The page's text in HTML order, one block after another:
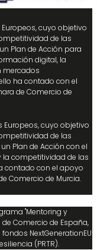
cuyo objetivo
de las
Plan de Acción para
digital, la
mercados
ha contado con el
de Comercio de
Europeos, cuyo objetivo
de las
Plan de Acción con el
la competitividad de las
contado con el apoyo
Comercio de Murcia.
"Mentoring y
Comercio de España,
NextGenerationEU
(PRTR).